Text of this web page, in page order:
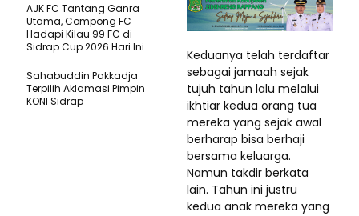
Keduanya telah terdaftar
sebagai jamaah sejak
tujuh tahun lalu melalui
ikhtiar kedua orang tua
mereka yang sejak awal
berharap bisa berhaji
bersama keluarga.
Namun takdir berkata
lain. Tahun ini justru
kedua anak mereka yang
AJK FC Tantang Ganra
Utama, Compong FC
Hadapi Kilau 99 FC di
Sidrap Cup 2026 Hari Ini
Sahabuddin Pakkadja
Terpilih Aklamasi Pimpin
KONI Sidrap